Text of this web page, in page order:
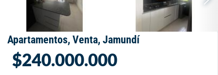
Apartamentos, Venta, Jamundí
$240.000.000